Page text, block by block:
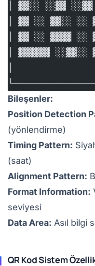
│ ▓▓░░ ░░▓▓
│ ▓▓ ░░ ▓▓░░
│ ▓▓ ░░ ▓▓▓▓
│ ▓▓▓▓▓▓
│
Bileşenler:
Position Detection
(yönlendirme)
Timing Pattern:
(saat)
Alignment Pattern:
Format Information:
seviyesi
Data Area: Asıl bilgi
QR Kod Sistem